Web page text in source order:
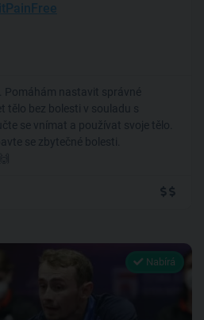
Pomáhám nastavit správné
tělo bez bolesti v souladu s
se vnímat a používat svoje tělo.
se zbytečné bolesti.
Nabírá